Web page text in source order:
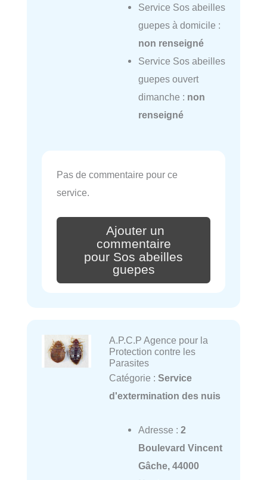
Service Sos abeilles
guepes à domicile :
non renseigné
Service Sos abeilles
guepes ouvert
dimanche : non
renseigné
Pas de commentaire pour ce
service.
Ajouter un
commentaire
pour Sos abeilles
guepes
A.P.C.P Agence pour la
Protection contre les
Parasites
Catégorie : Service
d'extermination des nuis
Adresse : 2
Boulevard Vincent
Gâche, 44000